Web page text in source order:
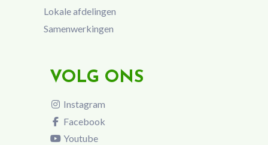
Lokale afdelingen
Samenwerkingen
VOLG ONS
Instagram
Facebook
Youtube